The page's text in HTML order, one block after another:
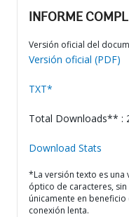
INFORME
Versión oficial del
Versión oficial (PDF)
TXT*
Total Downloads** :
Download Stats
*La versión texto es
óptico de caracteres,
únicamente en
conexión lenta.